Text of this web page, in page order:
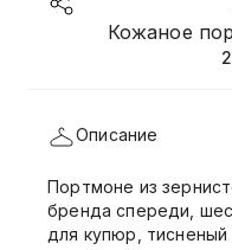
Кожаное
Описание
Портмоне из
бренда спереди,
для купюр, тисненый